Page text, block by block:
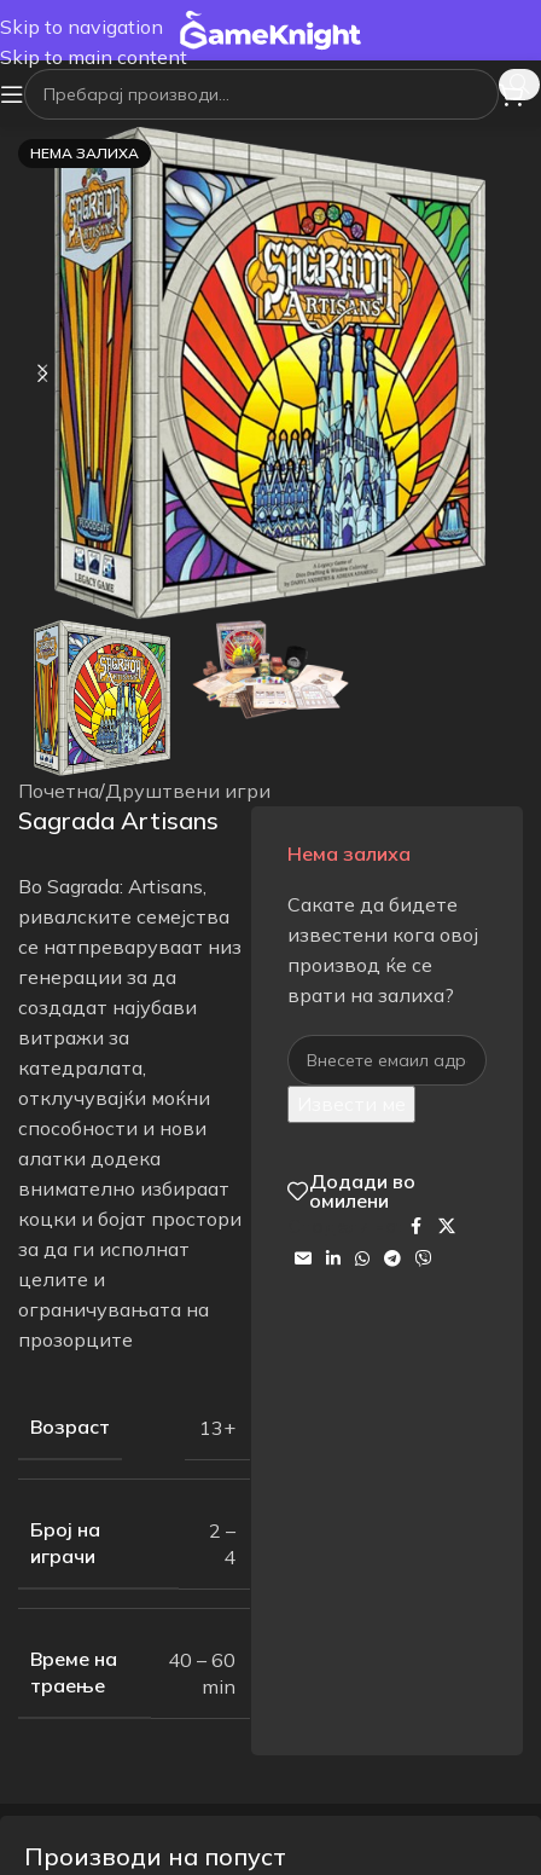
Skip to navigation
Skip to main content
НЕМА ЗАЛИХА
Почетна/Друштвени игри
Sagrada Artisans
Во Sagrada: Artisans,
ривалските семејства
се натпреваруваат низ
генерации за да
создадат најубави
витражи за
катедралата,
отклучувајќи моќни
способности и нови
алатки додека
внимателно избираат
коцки и бојат простори
за да ги исполнат
целите и
ограничувањата на
прозорците
Возраст 13+
Број на
играчи
2 –
4
Време на
траење
40 – 60
min
Нема залиха
Сакате да бидете
известени кога овој
производ ќе се
врати на залиха?
Додади во
омилени
Производи на попуст